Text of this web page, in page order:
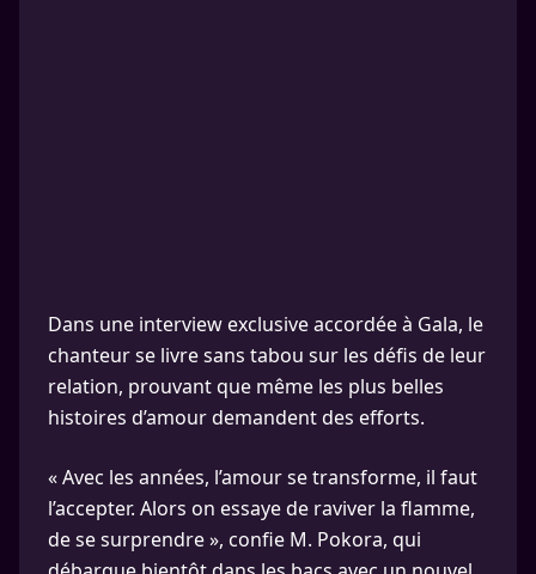
Dans une interview exclusive accordée à Gala, le
chanteur se livre sans tabou sur les défis de leur
relation, prouvant que même les plus belles
histoires d’amour demandent des efforts.
« Avec les années, l’amour se transforme, il faut
l’accepter. Alors on essaye de raviver la flamme,
de se surprendre », confie M. Pokora, qui